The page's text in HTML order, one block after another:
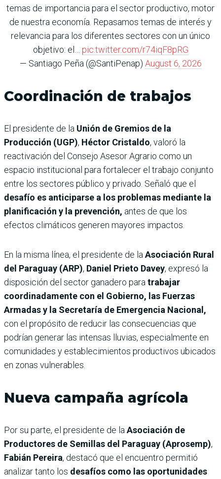
temas de importancia para el sector productivo, motor
de nuestra economía. Repasamos temas de interés y
relevancia para los diferentes sectores con un único
objetivo: el… pic.twitter.com/r74iqF8pRG
— Santiago Peña (@SantiPenap) August 6, 2026
Coordinación de trabajos
El presidente de la Unión de Gremios de la
Producción (UGP), Héctor Cristaldo, valoró la
reactivación del Consejo Asesor Agrario como un
espacio institucional para fortalecer el trabajo conjunto
entre los sectores público y privado. Señaló que el
desafío es anticiparse a los problemas mediante la
planificación y la prevención, antes de que los
efectos climáticos generen mayores impactos.
En la misma línea, el presidente de la Asociación Rural
del Paraguay (ARP), Daniel Prieto Davey, expresó la
disposición del sector ganadero para trabajar
coordinadamente con el Gobierno, las Fuerzas
Armadas y la Secretaría de Emergencia Nacional,
con el propósito de reducir las consecuencias que
podrían generar las intensas lluvias, especialmente en
comunidades y establecimientos productivos ubicados
en zonas vulnerables.
Nueva campaña agrícola
Por su parte, el presidente de la Asociación de
Productores de Semillas del Paraguay (Aprosemp),
Fabián Pereira, destacó que el encuentro permitió
analizar tanto los desafíos como las oportunidades